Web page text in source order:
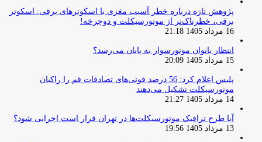
پژوهش تازه درباره خطر آسیب مغزی با اسکوترهای برقی: اسکوتر
برقی، خطرناک‌تر از موتورسیکلت و دوچرخه!
16 مرداد 1405 21:18
انتظار بانوان موتورسوار به پایان می‌رسد؟
15 مرداد 1405 20:09
پلیس اعلام کرد: 56 درصد فوتی‌های تصادفات قم را راکبان
موتورسیکلت تشکیل می‌دهند
14 مرداد 1405 21:27
آیا طرح ترافیک موتورسیکلت‌ها در تهران قرار است اجرایی شود؟
13 مرداد 1405 19:56